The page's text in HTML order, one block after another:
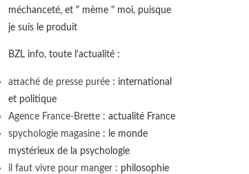
méchanceté, et " mème " moi, puisque
je suis le produit
BZL info, toute l'actualité :
attaché de presse purée : international
et politique
Agence France-Brette : actualité France
spychologie magasine : le monde
mystérieux de la psychologie
il faut vivre pour manger : philosophie